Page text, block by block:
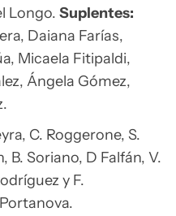
Longo. Suplentes:
Daiana Farías,
Micaela Fitipaldi,
Ángela Gómez,
C. Roggerone, S.
Soriano, D Falfán, V.
y F.